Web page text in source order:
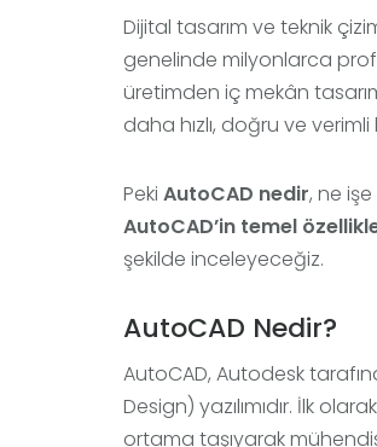
Dijital tasarım ve teknik
genelinde milyonlarca
üretimden iç mekân
daha hızlı, doğru ve
Peki AutoCAD nedir, ne
AutoCAD’in temel
şekilde inceleyeceğiz.
AutoCAD Nedir?
AutoCAD, Autodesk
Design) yazılımıdır. İlk
ortama taşıyarak